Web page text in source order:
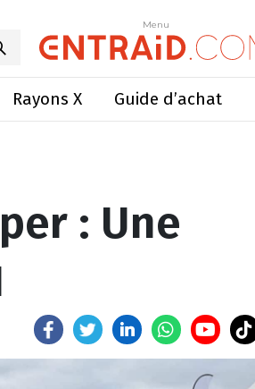
Menu
Rayons X Guide d’achat
Menu
: Une pailleuse 2 en 1
: Une